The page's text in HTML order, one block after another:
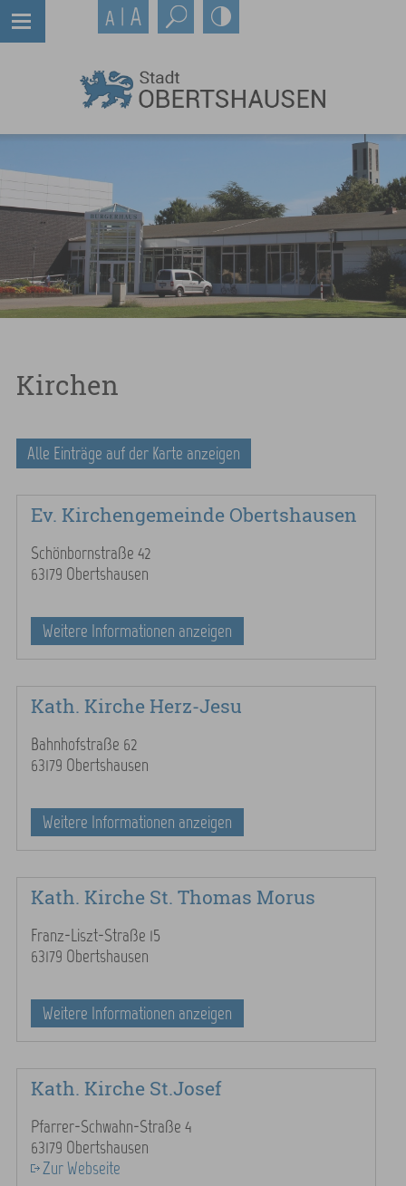
Kirchen
Alle Einträge auf der Karte anzeigen
Ev. Kirchengemeinde Obertshausen
Schönbornstraße 42
63179 Obertshausen
Weitere Informationen anzeigen
Kath. Kirche Herz-Jesu
Bahnhofstraße 62
63179 Obertshausen
Weitere Informationen anzeigen
Kath. Kirche St. Thomas Morus
Franz-Liszt-Straße 15
63179 Obertshausen
Weitere Informationen anzeigen
Kath. Kirche St.Josef
Pfarrer-Schwahn-Straße 4
63179 Obertshausen
Zur Webseite